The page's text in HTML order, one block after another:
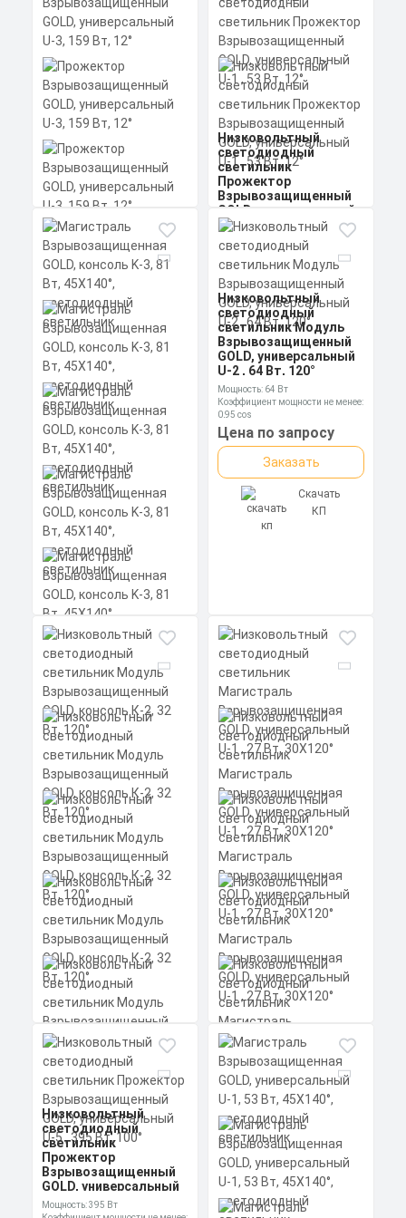
Материал корпуса:
Экструдированный
алюминиевый профиль
(анодированный), вторичная
оптика из акрила (ПММА) с
силиконовой прокладкой.
Цена по запросу
Заказать
Скачать
КП
Прожектор
Взрывозащищенный
GOLD, универсальный
U-3, 159 Вт, 12°
Мощность: 159 Вт
Коэффициент мощности не менее:
0,95 cos
Материал корпуса:
Экструдированный
алюминиевый профиль
(анодированный), вторичная
оптика из акрила (ПММА) с
силиконовой прокладкой.
Цена по запросу
Заказать
Скачать
КП
Низковольтный
светодиодный
светильник
Прожектор
Взрывозащищенный
GOLD, универсальный
U-1 , 53 Вт, 12°
Мощность: 53 Вт
Коэффициент мощности не менее:
Материал корпуса:
Экструдированный
алюминиевый профиль
(анодированный), вторичная
оптика из акрила (ПММА) с
силиконовой прокладкой.
Цена по запросу
Заказать
Скачать
КП
Магистраль
Взрывозащищенная
GOLD, консоль K-3, 81
Вт, 45X140°,
светодиодный
светильник
Мощность: 81 Вт
Коэффициент мощности не менее:
Материал корпуса:
Экструдированный
алюминиевый профиль
(анодированный), вторичная
оптика из акрила (ПММА) с
силиконовой прокладкой.
Цена по запросу
Заказать
Скачать
КП
Низковольтный
светодиодный
светильник Модуль
Взрывозащищенный
GOLD, универсальный
U-2 , 64 Вт, 120°
Мощность: 64 Вт
Коэффициент мощности не менее:
0,95 cos
Материал корпуса:
Экструдированный
алюминиевый профиль
(анодированный), рассеиватель
поликарбонат.
Цена по запросу
Заказать
Скачать
КП
Низковольтный
светодиодный
светильник Модуль
Взрывозащищенный
GOLD, консоль К-2, 32
Вт, 120°
Мощность: 32 Вт
Низковольтный
светодиодный
светильник
Магистраль
Взрывозащищенная
GOLD, универсальный
U-1 , 27 Вт, 30X120°
Мощность: 27 Вт
Низковольтный
светодиодный
светильник
Прожектор
Взрывозащищенный
GOLD, универсальный
U-5 , 395 Вт, 100°
Мощность: 395 Вт